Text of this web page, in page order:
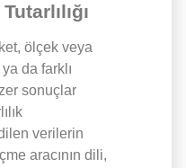
ölçek veya
da farklı
sonuçlar
verilerin
aracının dili,